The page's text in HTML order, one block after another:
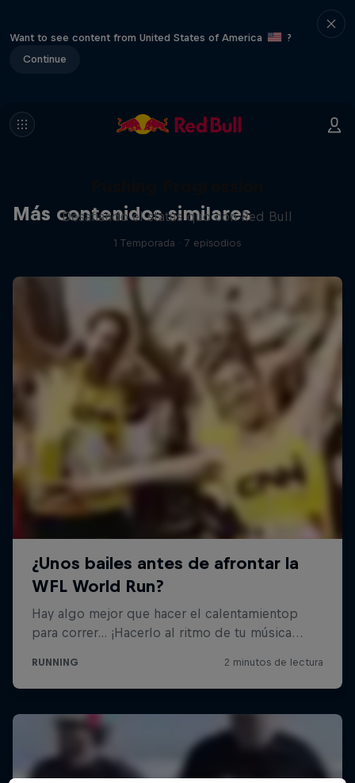
Want to see content from United States of America
?
Continue
Más contenidos similares
Desafiando el status quo con Red Bull
1 Temporada · 7 episodios